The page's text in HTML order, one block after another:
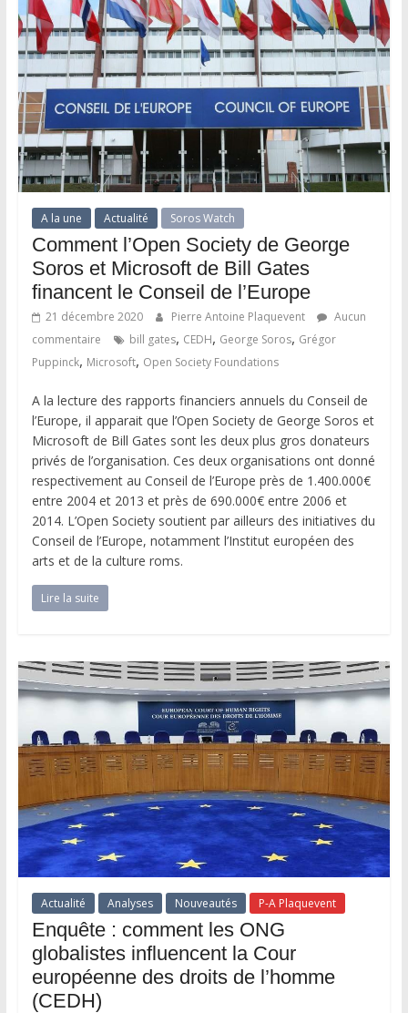
A la une Actualité Soros Watch
Comment l’Open Society de George
Soros et Microsoft de Bill Gates
financent le Conseil de l’Europe
21 décembre 2020 Pierre Antoine Plaquevent
Aucun
commentaire
bill gates, CEDH, George Soros, Grégor
Puppinck, Microsoft, Open Society Foundations
A la lecture des rapports financiers annuels du Conseil de
l’Europe, il apparait que l’Open Society de George Soros et
Microsoft de Bill Gates sont les deux plus gros donateurs
privés de l’organisation. Ces deux organisations ont donné
respectivement au Conseil de l’Europe près de 1.400.000€
entre 2004 et 2013 et près de 690.000€ entre 2006 et
2014. L’Open Society soutient par ailleurs des initiatives du
Conseil de l’Europe, notamment l’Institut européen des
arts et de la culture roms.
Lire la suite
Actualité Analyses Nouveautés P-A Plaquevent
Enquête : comment les ONG
globalistes influencent la Cour
européenne des droits de l’homme
(CEDH)